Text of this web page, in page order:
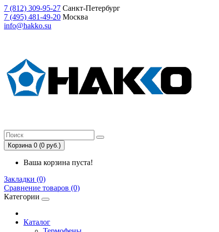
7 (812) 309-95-27 Санкт-Петербург
7 (495) 481-49-20 Москва
info@hakko.su
Корзина 0 (0 руб.)
Ваша корзина пуста!
Закладки (0)
Сравнение товаров (0)
Категории
Каталог